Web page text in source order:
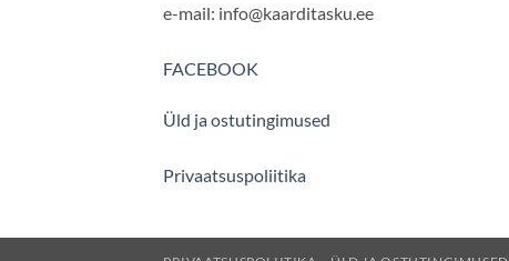
e-mail: info@kaarditasku.ee
FACEBOOK
Üld ja ostutingimused
Privaatsuspoliitika